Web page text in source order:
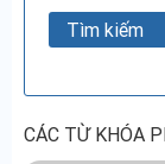
CÁC TỪ KHÓA